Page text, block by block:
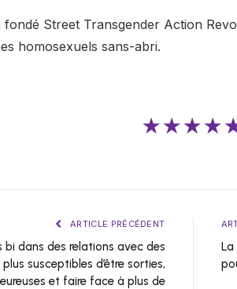
fondé Street Transgender Action
homosexuels sans-abri.
ARTICLE PRÉCÉDENT
bi dans des relations avec des
susceptibles d’être sorties,
et faire face à plus de
La